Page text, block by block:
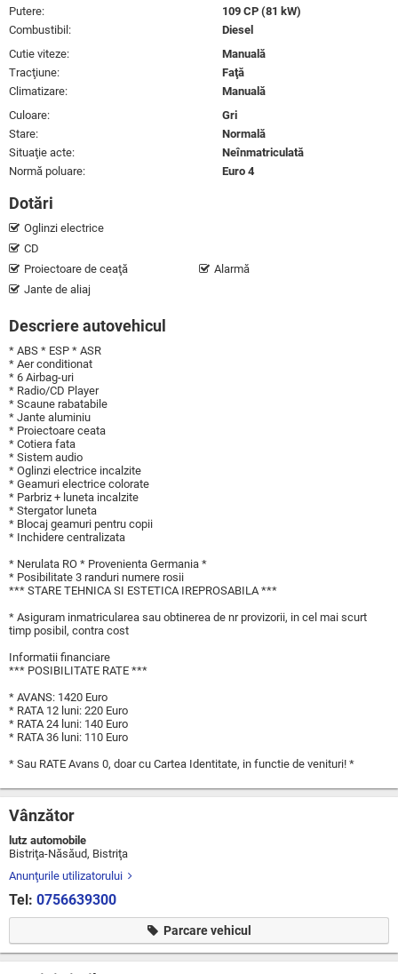
Putere:
109 CP (81 kW)
Combustibil:
Diesel
Cutie viteze:
Manuală
Tracţiune:
Faţă
Climatizare:
Manuală
Culoare:
Gri
Stare:
Normală
Situaţie acte:
Neînmatriculată
Normă poluare:
Euro 4
Dotări
Oglinzi electrice
CD
Proiectoare de ceaţă
Alarmă
Jante de aliaj
Descriere autovehicul
* ABS * ESP * ASR
* Aer conditionat
* 6 Airbag-uri
* Radio/CD Player
* Scaune rabatabile
* Jante aluminiu
* Proiectoare ceata
* Cotiera fata
* Sistem audio
* Oglinzi electrice incalzite
* Geamuri electrice colorate
* Parbriz + luneta incalzite
* Stergator luneta
* Blocaj geamuri pentru copii
* Inchidere centralizata
* Nerulata RO * Provenienta Germania *
* Posibilitate 3 randuri numere rosii
*** STARE TEHNICA SI ESTETICA IREPROSABILA ***
* Asiguram inmatricularea sau obtinerea de nr provizorii, in cel mai scurt
timp posibil, contra cost
Informatii financiare
*** POSIBILITATE RATE ***
* AVANS: 1420 Euro
* RATA 12 luni: 220 Euro
* RATA 24 luni: 140 Euro
* RATA 36 luni: 110 Euro
* Sau RATE Avans 0, doar cu Cartea Identitate, in functie de venituri! *
Vânzător
lutz automobile
Bistriţa-Năsăud, Bistriţa
Anunţurile utilizatorului
Tel: 0756639300
Parcare vehicul